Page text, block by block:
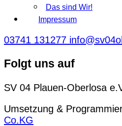
Das sind Wir!
Impressum
03741 131277
Folgt uns auf
SV 04 Plauen-Oberlosa
Umsetzung &
Co.KG